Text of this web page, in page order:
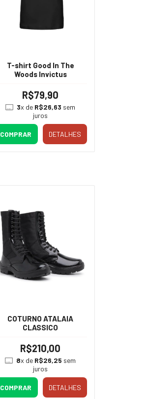
T-shirt Good In The
Woods Invictus
R$79,90
3x de R$26,63 sem
juros
COMPRAR DETALHES
COTURNO ATALAIA
CLASSICO
R$210,00
8x de R$26,25 sem
juros
COMPRAR DETALHES